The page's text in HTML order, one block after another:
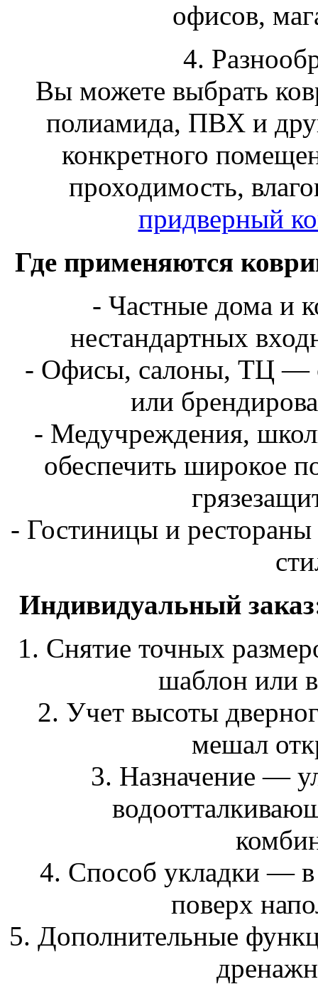
офисов,
4.
Вы можете выбрать
полиамида, ПВХ и
конкретного
проходимость,
придверный
Где применяются
- Частные дома и
нестандартных
- Офисы, салоны, ТЦ — с
или
- Медучреждения,
обеспечить широкое
- Гостиницы и
Индивидуальный
1. Снятие точных
шаблон или
2. Учет высоты
мешал
3. Назначение —
4. Способ укладки —
поверх
5. Дополнительные